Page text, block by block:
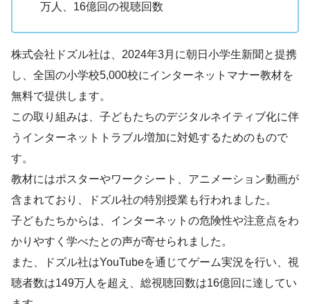
万人、16億回の視聴回数
株式会社ドズル社は、2024年3月に朝日小学生新聞と提携
し、全国の小学校5,000校にインターネットマナー教材を
無料で提供します。
この取り組みは、子どもたちのデジタルネイティブ化に伴
うインターネットトラブル増加に対処するためのもので
す。
教材にはポスターやワークシート、アニメーション動画が
含まれており、ドズル社の特別授業も行われました。
子どもたちからは、インターネットの危険性や注意点をわ
かりやすく学べたとの声が寄せられました。
また、ドズル社はYouTubeを通じてゲーム実況を行い、視
聴者数は149万人を超え、総視聴回数は16億回に達してい